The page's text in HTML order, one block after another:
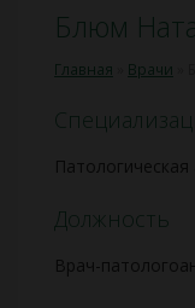
Блюм
Главная Врачи
Должность
Врач-